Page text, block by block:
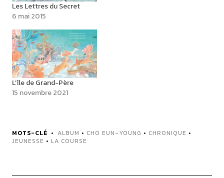
Les Lettres du Secret
6 mai 2015
L’île de Grand-Père
15 novembre 2021
MOTS-CLÉ ALBUM • CHO EUN-YOUNG • CHRONIQUE •
JEUNESSE • LA COURSE